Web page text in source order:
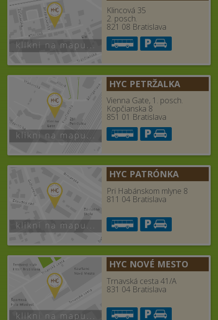
Klincová 35
2. posch.
821 08 Bratislava
HYC PETRŽALKA
Vienna Gate, 1. posch.
Kopčianska 8
851 01 Bratislava
HYC PATRÓNKA
Pri Habánskom mlyne 8
811 04 Bratislava
HYC NOVÉ MESTO
Trnavská cesta 41/A
831 04 Bratislava